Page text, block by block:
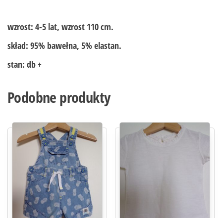
wzrost: 4-5 lat, wzrost 110 cm.
skład: 95% bawełna, 5% elastan.
stan: db +
Podobne produkty